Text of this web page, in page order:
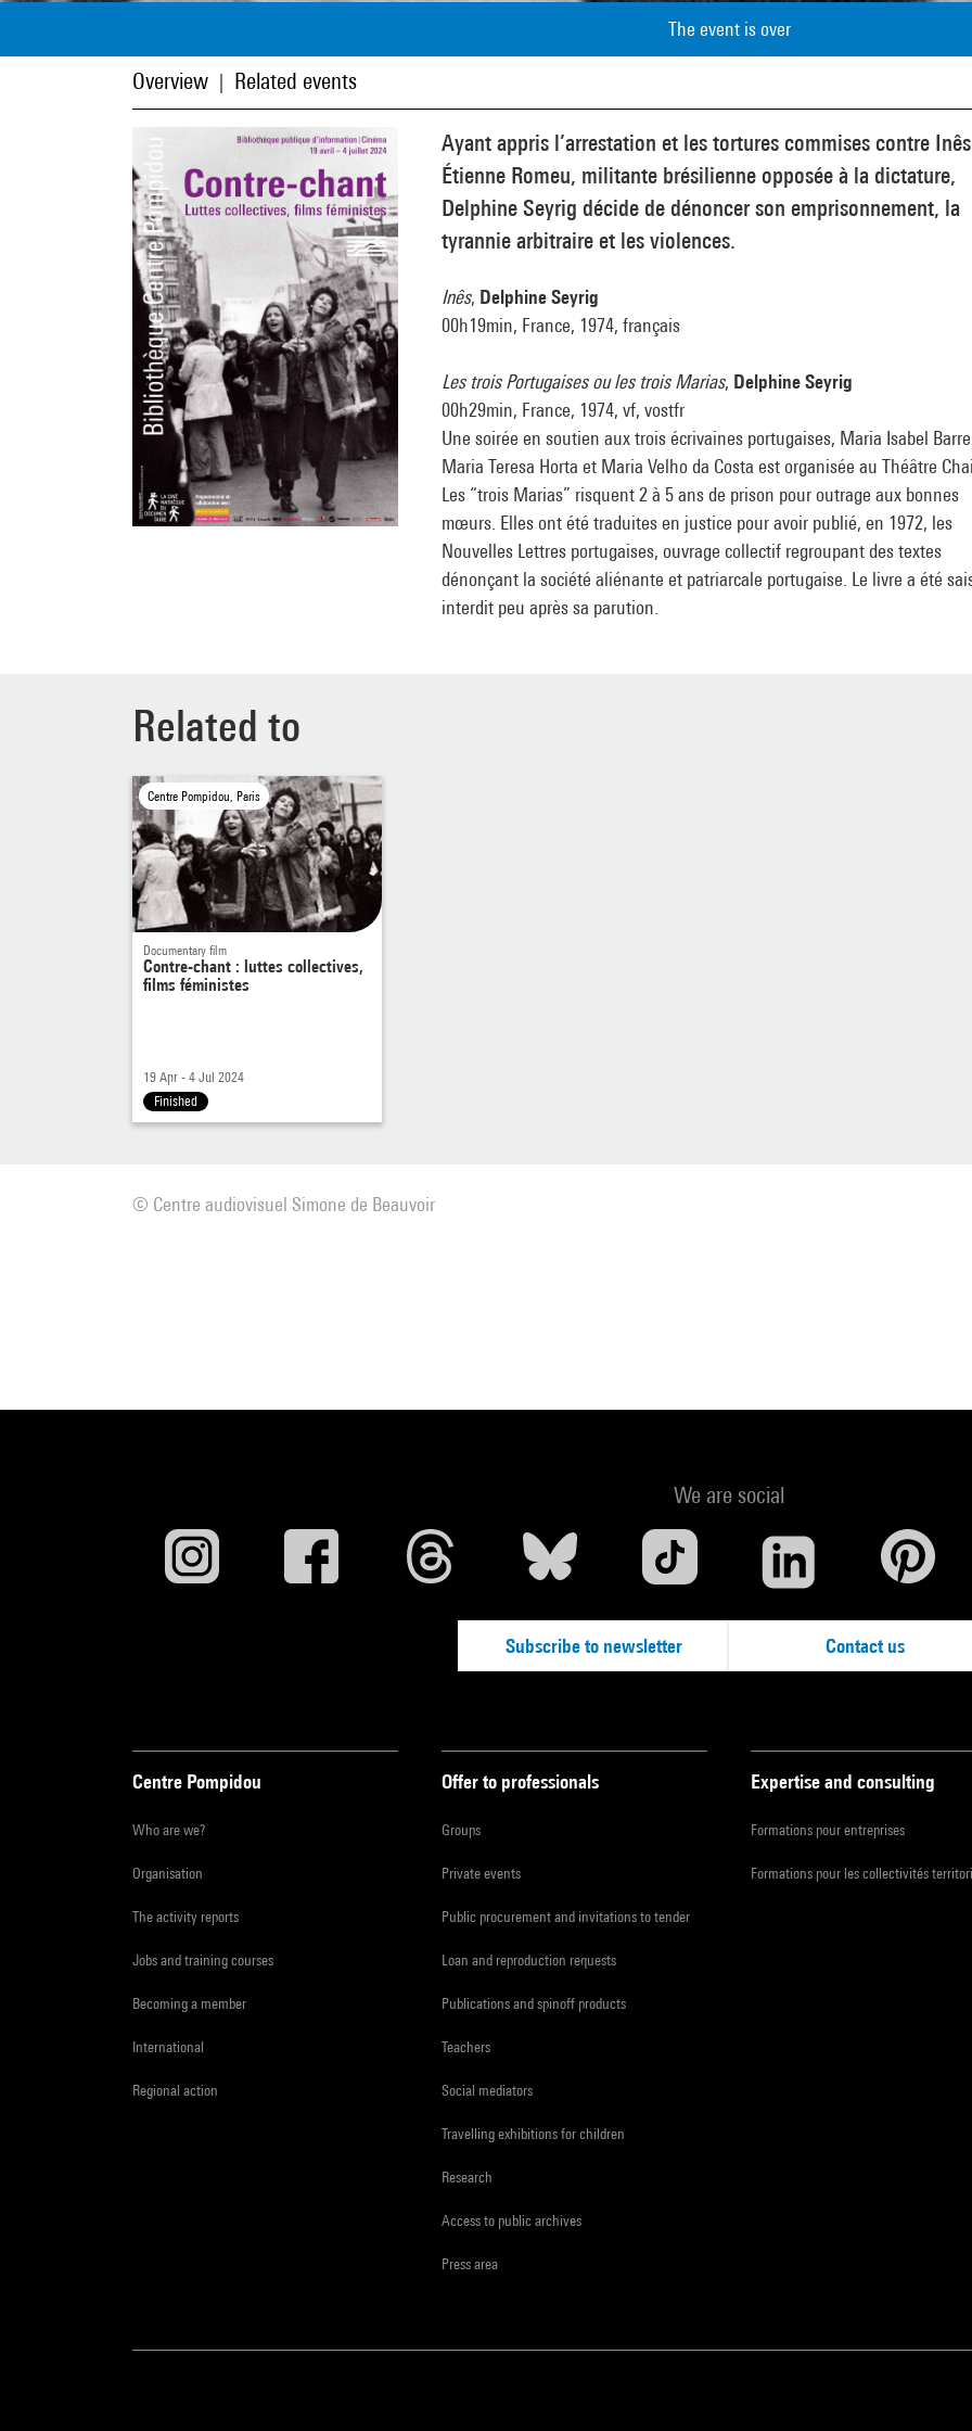
The event is over
Overview Related events
Ayant appris l’arrestation et les tortures commises contre Inês
Étienne Romeu, militante brésilienne opposée à la dictature,
Delphine Seyrig décide de dénoncer son emprisonnement, la
tyrannie arbitraire et les violences.
Inês, Delphine Seyrig
00h19min, France, 1974, français
Les trois Portugaises ou les trois Marias, Delphine Seyrig
00h29min, France, 1974, vf, vostfr
Une soirée en soutien aux trois écrivaines portugaises, Maria Isabel
Maria Teresa Horta et Maria Velho da Costa est organisée au Théâtre
Les “trois Marias” risquent 2 à 5 ans de prison pour outrage aux bonnes
mœurs. Elles ont été traduites en justice pour avoir publié, en 1972, les
Nouvelles Lettres portugaises, ouvrage collectif regroupant des textes
dénonçant la société aliénante et patriarcale portugaise. Le livre a été
interdit peu après sa parution.
Related to
Centre Pompidou, Paris
Documentary film
Contre-chant : luttes collectives,
films féministes
19 Apr - 4 Jul 2024
Finished
© Centre audiovisuel Simone de Beauvoir
We are social
Subscribe to newsletter Contact us
Centre Pompidou
Who are we?
Organisation
The activity reports
Jobs and training courses
Becoming a member
International
Regional action
Offer to professionals
Groups
Private events
Public procurement and invitations to tender
Loan and reproduction requests
Publications and spinoff products
Teachers
Social mediators
Travelling exhibitions for children
Research
Access to public archives
Press area
Expertise and consulting
Formations pour entreprises
Formations pour les collectivités